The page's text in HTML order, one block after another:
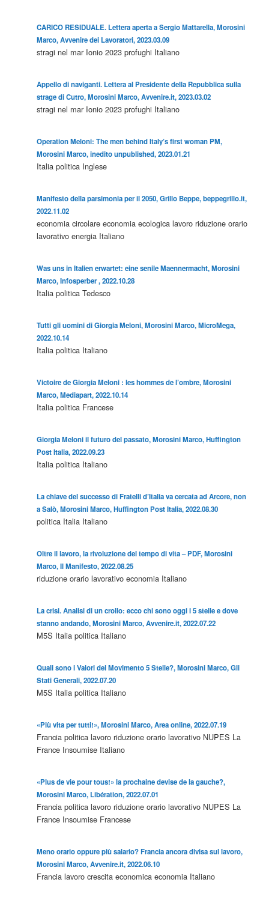
CARICO RESIDUALE. Lettera aperta a Sergio Mattarella, Morosini
Marco, Avvenire dei Lavoratori, 2023.03.09
stragi nel mar Ionio 2023 profughi Italiano
Appello di naviganti. Lettera al Presidente della Repubblica sulla
strage di Cutro, Morosini Marco, Avvenire.it, 2023.03.02
stragi nel mar Ionio 2023 profughi Italiano
Operation Meloni: The men behind Italy’s first woman PM,
Morosini Marco, inedito unpublished, 2023.01.21
Italia politica Inglese
Manifesto della parsimonia per il 2050, Grillo Beppe, beppegrillo.it,
2022.11.02
economia circolare economia ecologica lavoro riduzione orario
lavorativo energia Italiano
Was uns in Italien erwartet: eine senile Maennermacht, Morosini
Marco, Infosperber , 2022.10.28
Italia politica Tedesco
Tutti gli uomini di Giorgia Meloni, Morosini Marco, MicroMega,
2022.10.14
Italia politica Italiano
Victoire de Giorgia Meloni : les hommes de l’ombre, Morosini
Marco, Mediapart, 2022.10.14
Italia politica Francese
Giorgia Meloni il futuro del passato, Morosini Marco, Huffington
Post Italia, 2022.09.23
Italia politica Italiano
La chiave del successo di Fratelli d’Italia va cercata ad Arcore, non
a Salò, Morosini Marco, Huffington Post Italia, 2022.08.30
politica Italia Italiano
Oltre il lavoro, la rivoluzione del tempo di vita – PDF, Morosini
Marco, Il Manifesto, 2022.08.25
riduzione orario lavorativo economia Italiano
La crisi. Analisi di un crollo: ecco chi sono oggi i 5 stelle e dove
stanno andando, Morosini Marco, Avvenire.it, 2022.07.22
M5S Italia politica Italiano
Quali sono i Valori del Movimento 5 Stelle?, Morosini Marco, Gli
Stati Generali, 2022.07.20
M5S Italia politica Italiano
«Più vita per tutti!», Morosini Marco, Area online, 2022.07.19
Francia politica lavoro riduzione orario lavorativo NUPES La
France Insoumise Italiano
«Plus de vie pour tous!» la prochaine devise de la gauche?,
Morosini Marco, Libération, 2022.07.01
Francia politica lavoro riduzione orario lavorativo NUPES La
France Insoumise Francese
Meno orario oppure più salario? Francia ancora divisa sul lavoro,
Morosini Marco, Avvenire.it, 2022.06.10
Francia lavoro crescita economica economia Italiano